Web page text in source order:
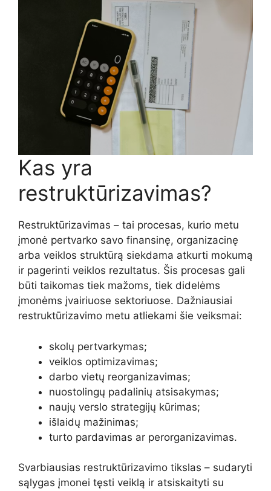
Kas yra
restruktūrizavimas?
Restruktūrizavimas – tai procesas, kurio metu
įmonė pertvarko savo finansinę, organizacinę
arba veiklos struktūrą siekdama atkurti mokumą
ir pagerinti veiklos rezultatus. Šis procesas gali
būti taikomas tiek mažoms, tiek didelėms
įmonėms įvairiuose sektoriuose. Dažniausiai
restruktūrizavimo metu atliekami šie veiksmai:
skolų pertvarkymas;
veiklos optimizavimas;
darbo vietų reorganizavimas;
nuostolingų padalinių atsisakymas;
naujų verslo strategijų kūrimas;
išlaidų mažinimas;
turto pardavimas ar perorganizavimas.
Svarbiausias restruktūrizavimo tikslas – sudaryti
sąlygas įmonei tęsti veiklą ir atsiskaityti su